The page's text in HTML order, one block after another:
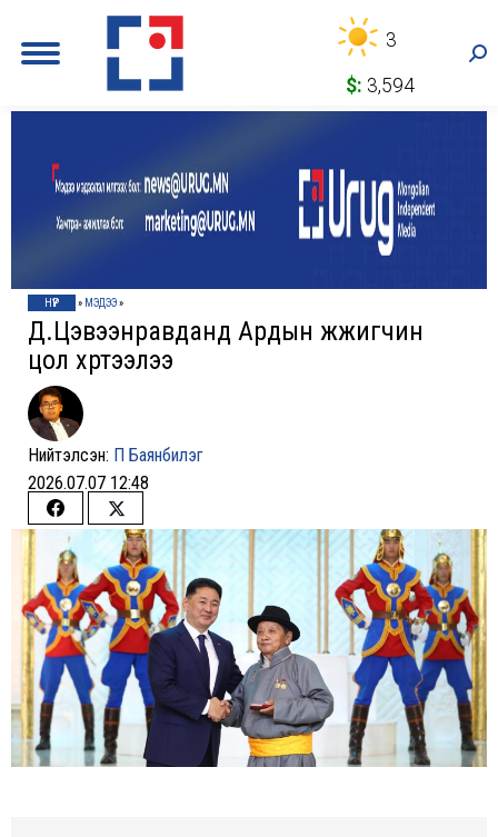
3
$: 3,594
НҮҮР » МЭДЭЭ»
Д.Цэвээнравданд Ардын жүжигчин
цол хүртээлээ
Нийтэлсэн: П Баянбилэг
2026.07.07 12:48
Share
on
Facebook
Share
on
Twitter